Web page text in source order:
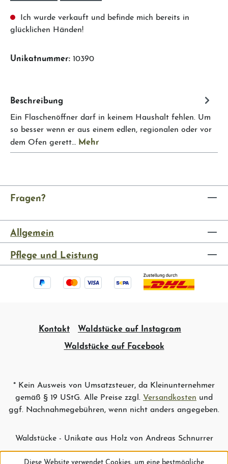
Ich wurde verkauft und befinde mich bereits in
glücklichen Händen!
Unikatnummer: 10390
Beschreibung
Ein Flaschenöffner darf in keinem Haushalt fehlen. Um
so besser wenn er aus einem edlen, regionalen oder vor
dem Ofen gerett… Mehr
Fragen?
Allgemein
Pflege und Leistung
Kontakt
Waldstücke auf Instagram
Waldstücke auf Facebook
* Kein Ausweis von Umsatzsteuer, da Kleinunternehmer
gemäß § 19 UStG. Alle Preise zzgl. Versandkosten und
ggf. Nachnahmegebühren, wenn nicht anders angegeben.
Waldstücke - Unikate aus Holz von Andreas Schnurrer
Diese Website verwendet Cookies, um eine bestmögliche